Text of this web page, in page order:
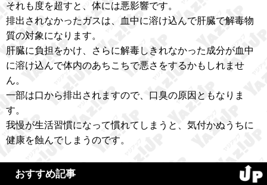
それも度を超すと、体には悪影響です。
排出されなかったガスは、血中に溶け込んで肝臓で解毒物
質の対象になります。
肝臓に負担をかけ、さらに解毒しきれなかった成分が血中
に溶け込んで体内のあちこちで悪さをするかもしれませ
ん。
一部は口から排出されますので、口臭の原因ともなりま
す。
我慢が生活習慣になって慣れてしまうと、気付かぬうちに
健康を蝕んでしまうのです。
おすすめ記事